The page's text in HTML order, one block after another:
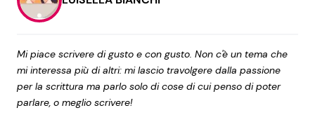
Mi piace scrivere di gusto e con gusto. Non c'è un tema che
mi interessa più di altri: mi lascio travolgere dalla passione
per la scrittura ma parlo solo di cose di cui penso di poter
parlare, o meglio scrivere!